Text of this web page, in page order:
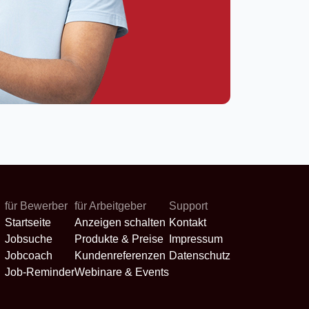
für Bewerber
Startseite
Jobsuche
Jobcoach
Job-Reminder
für Arbeitgeber
Anzeigen schalten
Produkte & Preise
Kundenreferenzen
Webinare & Events
Support
Kontakt
Impressum
Datenschutz